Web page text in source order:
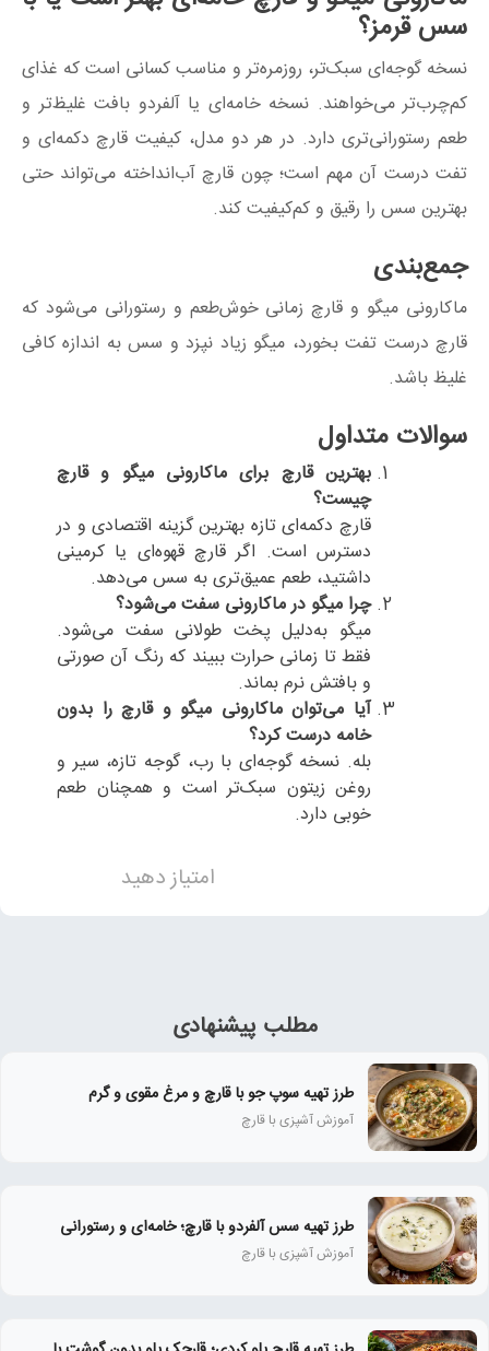
سس قرمز؟
نسخه گوجه‌ای سبک‌تر، روزمره‌تر و مناسب کسانی است که غذای
کم‌چرب‌تر می‌خواهند. نسخه خامه‌ای یا آلفردو بافت غلیظ‌تر و
طعم رستورانی‌تری دارد. در هر دو مدل، کیفیت قارچ دکمه‌ای و
تفت درست آن مهم است؛ چون قارچ آب‌انداخته می‌تواند حتی
بهترین سس را رقیق و کم‌کیفیت کند.
جمع‌بندی
ماکارونی میگو و قارچ زمانی خوش‌طعم و رستورانی می‌شود که
قارچ درست تفت بخورد، میگو زیاد نپزد و سس به اندازه کافی
غلیظ باشد.
سوالات متداول
بهترین قارچ برای ماکارونی میگو و قارچ
چیست؟
قارچ دکمه‌ای تازه بهترین گزینه اقتصادی و در
دسترس است. اگر قارچ قهوه‌ای یا کرمینی
داشتید، طعم عمیق‌تری به سس می‌دهد.
چرا میگو در ماکارونی سفت می‌شود؟
میگو به‌دلیل پخت طولانی سفت می‌شود.
فقط تا زمانی حرارت ببیند که رنگ آن صورتی
و بافتش نرم بماند.
آیا می‌توان ماکارونی میگو و قارچ را بدون
خامه درست کرد؟
بله. نسخه گوجه‌ای با رب، گوجه تازه، سیر و
روغن زیتون سبک‌تر است و همچنان طعم
خوبی دارد.
امتیاز دهید
مطلب پیشنهادی
طرز تهیه سوپ جو با قارچ و مرغ مقوی و گرم
آموزش آشپزی با قارچ
طرز تهیه سس آلفردو با قارچ؛ خامه‌ای و رستورانی
آموزش آشپزی با قارچ